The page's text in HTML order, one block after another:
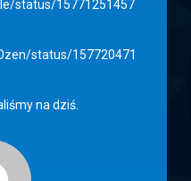
status/15771251457
status/157720471
na dziś.